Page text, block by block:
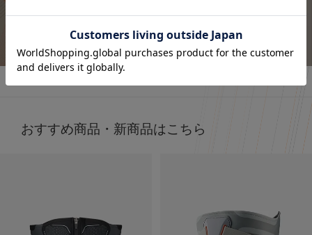
詳しくはこちら
子育てで毎日くたくたな身体を労わりたいけど時間がない
時に、
これは着るだけで、疲労回復できるらしいからすごい嬉し
外出でも全然着れちゃうデザイン🤍
#着るだけで疲労回復
🩶筋肉のハリ・コリの緩和
🩶筋肉の疲れを軽減
日々の疲れを和らげてくれるんだって！
（ふくしゃ）することで血行促進してくれるみたい🫶😉
#SIXPAD
おすすめ商品・新商品はこちら